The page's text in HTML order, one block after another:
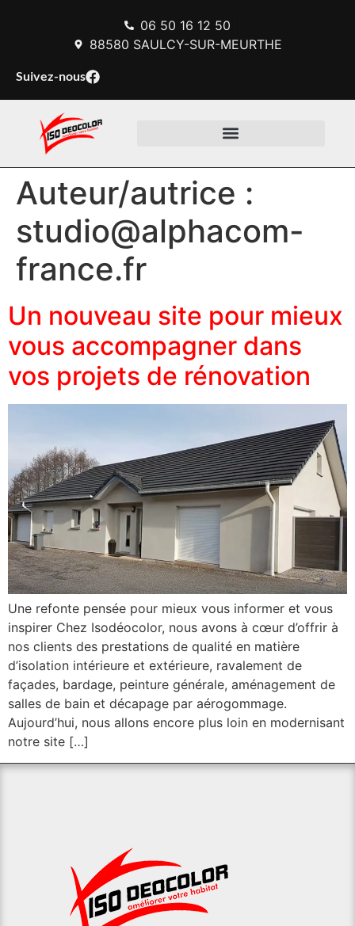
06 50 16 12 50
88580 SAULCY-SUR-MEURTHE
Suivez-nous
Auteur/autrice :
studio@alphacom-
france.fr
Un nouveau site pour mieux
vous accompagner dans
vos projets de rénovation
Une refonte pensée pour mieux vous informer et vous
inspirer Chez Isodéocolor, nous avons à cœur d’offrir à
nos clients des prestations de qualité en matière
d’isolation intérieure et extérieure, ravalement de
façades, bardage, peinture générale, aménagement de
salles de bain et décapage par aérogommage.
Aujourd’hui, nous allons encore plus loin en modernisant
notre site […]